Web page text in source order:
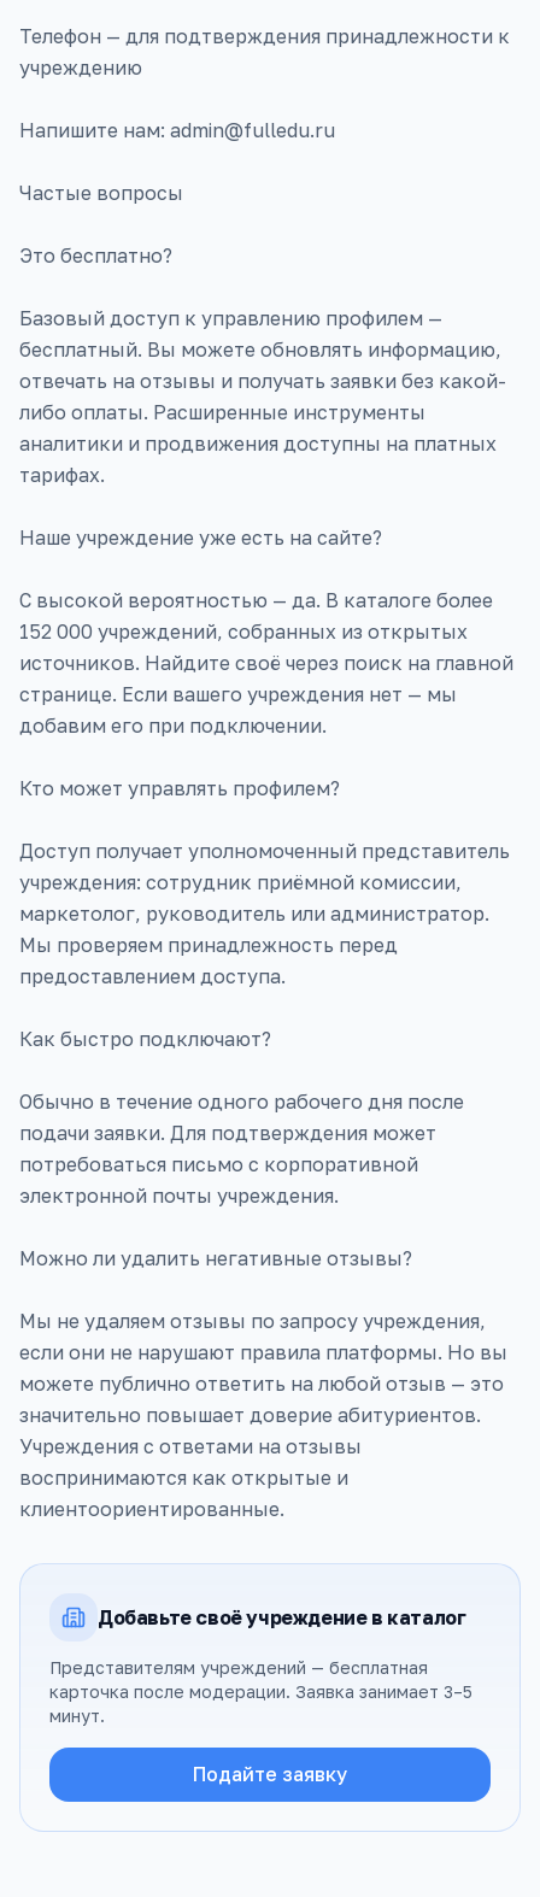
Телефон — для подтверждения принадлежности к
учреждению
Напишите нам: admin@fulledu.ru
Частые вопросы
Это бесплатно?
Базовый доступ к управлению профилем —
бесплатный. Вы можете обновлять информацию,
отвечать на отзывы и получать заявки без какой-
либо оплаты. Расширенные инструменты
аналитики и продвижения доступны на платных
тарифах.
Наше учреждение уже есть на сайте?
С высокой вероятностью — да. В каталоге более
152 000 учреждений, собранных из открытых
источников. Найдите своё через поиск на главной
странице. Если вашего учреждения нет — мы
добавим его при подключении.
Кто может управлять профилем?
Доступ получает уполномоченный представитель
учреждения: сотрудник приёмной комиссии,
маркетолог, руководитель или администратор.
Мы проверяем принадлежность перед
предоставлением доступа.
Как быстро подключают?
Обычно в течение одного рабочего дня после
подачи заявки. Для подтверждения может
потребоваться письмо с корпоративной
электронной почты учреждения.
Можно ли удалить негативные отзывы?
Мы не удаляем отзывы по запросу учреждения,
если они не нарушают правила платформы. Но вы
можете публично ответить на любой отзыв — это
значительно повышает доверие абитуриентов.
Учреждения с ответами на отзывы
воспринимаются как открытые и
клиентоориентированные.
Добавьте своё учреждение в каталог
Представителям учреждений — бесплатная
карточка после модерации. Заявка занимает 3–5
минут.
Подайте заявку